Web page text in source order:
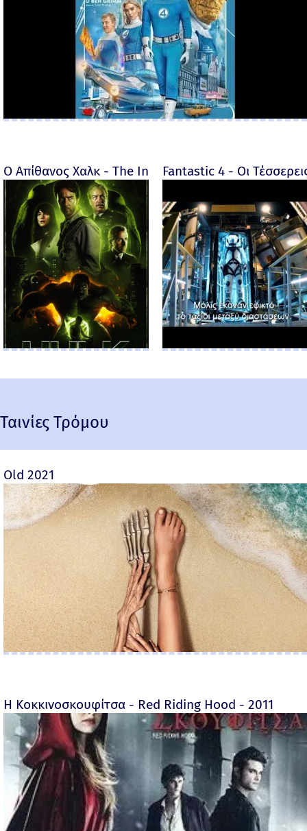
Ο Απίθανος Χαλκ - The Incredible Hulk - 2008
Fantastic 4 - Οι
Ταινίες Τρόμου
Old 2021
Η Κοκκινοσκουφίτσα - Red Riding Hood - 2011